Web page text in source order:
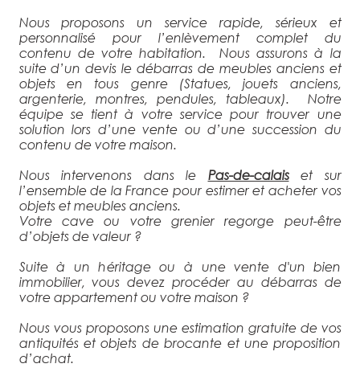
Nous proposons un service rapide, sérieux et
personnalisé pour l’enlèvement complet du
contenu de votre habitation. Nous assurons à la
suite d’un devis le débarras de meubles anciens et
objets en tous genre (Statues, jouets anciens,
argenterie, montres, pendules, tableaux). Notre
équipe se tient à votre service pour trouver une
solution lors d’une vente ou d’une succession du
contenu de votre maison.
Nous intervenons dans le Pas-de-calaiset sur
l’ensemble de la France pour estimer et acheter vos
objets et meubles anciens.
Votre cave ou votre grenier regorge peut-être
d’objets de valeur ?
Suite à un héritage ou à une vente d'un bien
immobilier, vous devez procéder au débarras de
votre appartement ou votre maison ?
Nous vous proposons une estimation gratuite de vos
antiquités et objets de brocante et une proposition
d’achat.